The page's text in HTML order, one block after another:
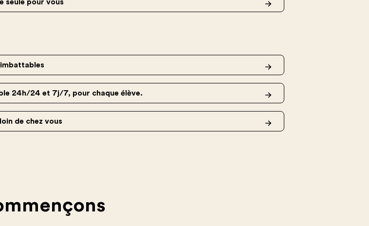
seule pour vous
24h/24 et 7j/7, pour chaque élève.
de chez vous